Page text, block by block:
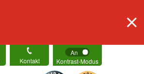
Kontakt
An
Kontrast-Modus